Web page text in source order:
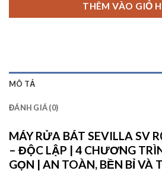
THÊM VÀO GIỎ
MÔ TẢ
ĐÁNH GIÁ (0)
MÁY RỬA BÁT SEVILLA SV
– ĐỘC LẬP | 4 CHƯƠNG
GỌN | AN TOÀN, BỀN BỈ VÀ